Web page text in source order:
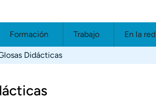
Formación Trabajo En la red
Didácticas